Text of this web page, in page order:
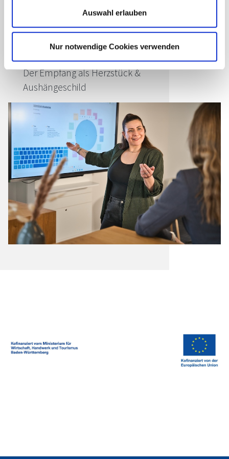
Auswahl erlauben
Nur notwendige Cookies verwenden
meisterst, auch mit wenig Zeit
Empfangsmitarbeiter mit Charme –
Professionelle, herzliche
Gästebetreuung
Der Empfang als Herzstück &
Aushängeschild